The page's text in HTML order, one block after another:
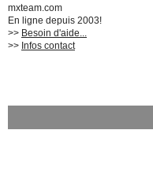
mxteam.com
En ligne depuis 2003!
>> Besoin d'aide...
>> Infos contact